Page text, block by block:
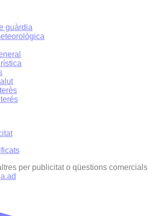
guàrdia
per publicitat o qüestions comercials